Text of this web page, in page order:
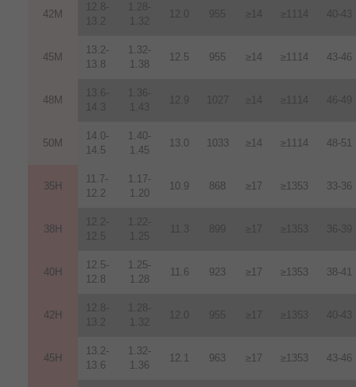
42M
12.8-
13.2
1.28-
1.32
12.0 955 ≥14 ≥1114 40-43
45M
13.2-
13.8
1.32-
1.38
12.5 955 ≥14 ≥1114 43-46
48M
13.6-
14.3
1.36-
1.43
12.9 1027 ≥14 ≥1114 46-49
50M
14.0-
14.5
1.40-
1.45
13.0 1033 ≥14 ≥1114 48-51
35H
11.7-
12.2
1.17-
1.20
10.9 868 ≥17 ≥1353 33-36
38H
12.2-
12.5
1.22-
1.25
11.3 899 ≥17 ≥1353 36-39
40H
12.5-
12.8
1.25-
1.28
11.6 923 ≥17 ≥1353 38-41
42H
12.8-
13.2
1.28-
1.32
12 0 955 ≥17 ≥1353 40-43
45H
13.2-
13.6
1.32-
1.36
12.1 963 ≥17 ≥1353 43-46